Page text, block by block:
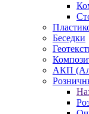
Беседки
АКП